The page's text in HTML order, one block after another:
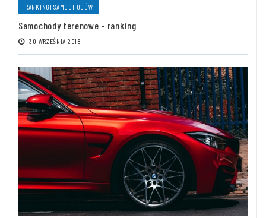
RANKINGI SAMOCHODÓW
Samochody terenowe - ranking
30 WRZEŚNIA 2018